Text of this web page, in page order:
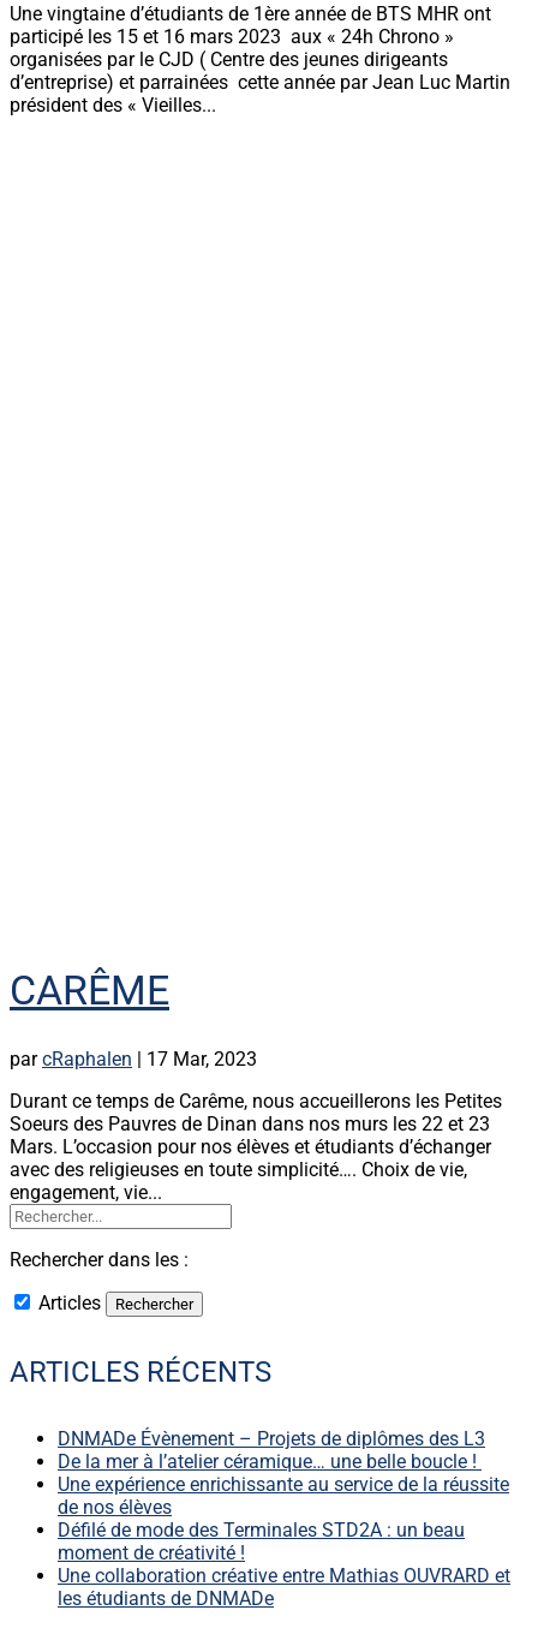
Une vingtaine d’étudiants de 1ère année de BTS MHR ont
participé les 15 et 16 mars 2023 aux « 24h Chrono »
organisées par le CJD ( Centre des jeunes dirigeants
d’entreprise) et parrainées cette année par Jean Luc Martin
président des « Vieilles...
CARÊME
parcRaphalen
17 Mar, 2023
Durant ce temps de Carême, nous accueillerons les Petites
Soeurs des Pauvres de Dinan dans nos murs les 22 et 23
Mars. L’occasion pour nos élèves et étudiants d’échanger
avec des religieuses en toute simplicité…. Choix de vie,
engagement, vie...
Rechercher dans les :
Articles
ARTICLES RÉCENTS
DNMADe Évènement – Projets de diplômes des L3
De la mer à l’atelier céramique… une belle boucle !
Une expérience enrichissante au service de la réussite
de nos élèves
Défilé de mode des Terminales STD2A : un beau
moment de créativité !
Une collaboration créative entre Mathias OUVRARD et
les étudiants de DNMADe